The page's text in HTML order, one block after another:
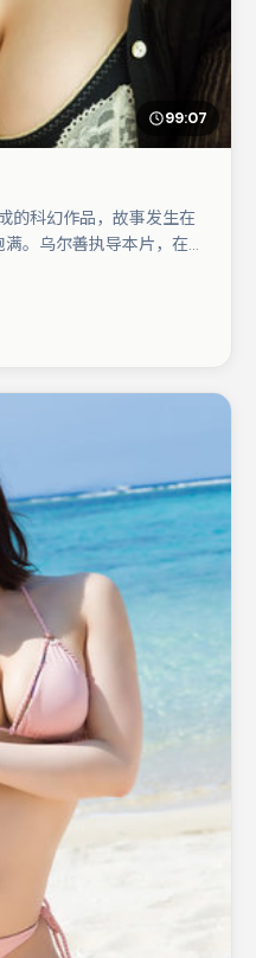
99:07
的科幻作品，故事发生在
。乌尔善执导本片，在场
洁、白宇分别提供反差与
整体完成度较高，适合周